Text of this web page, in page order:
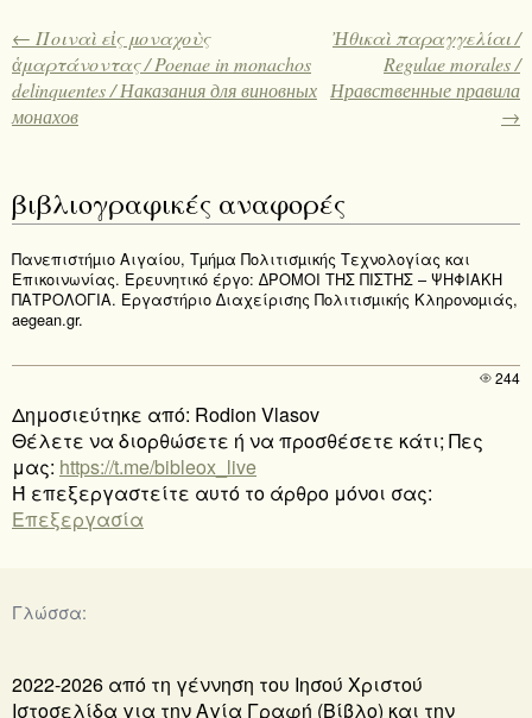
← Ποιναὶ εἰς μοναχοὺς
ἁμαρτάνοντας / Poenae in monachos
delinquentes / Наказания для виновных
монахов
Ἠθικαὶ παραγγελίαι /
Regulae morales /
Нравственные правила
→
βιβλιογραφικές αναφορές
Πανεπιστήµιο Αιγαίου, Τµήµα Πολιτισµικής Τεχνολογίας και
Επικοινωνίας. Ερευνητικό έργο: ∆ΡΟΜΟΙ ΤΗΣ ΠΙΣΤΗΣ – ΨΗΦΙΑΚΗ
ΠΑΤΡΟΛΟΓΙΑ. Εργαστήριο ∆ιαχείρισης Πολιτισµικής Κληρονοµιάς,
aegean.gr.
244
Δημοσιεύτηκε από: Rodion Vlasov
Θέλετε να διορθώσετε ή να προσθέσετε κάτι; Πες
μας: https://t.me/bibleox_live
Ή επεξεργαστείτε αυτό το άρθρο μόνοι σας:
Επεξεργασία
Γλώσσα:
2022-2026 από τη γέννηση του Ιησού Χριστού
Ιστοσελίδα για την Αγία Γραφή (Βίβλο) και την